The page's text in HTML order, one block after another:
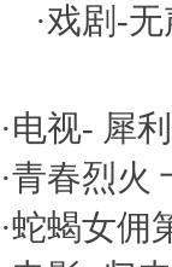
·戏剧-无
·电视- 犀
·青春烈火
·蛇蝎女佣